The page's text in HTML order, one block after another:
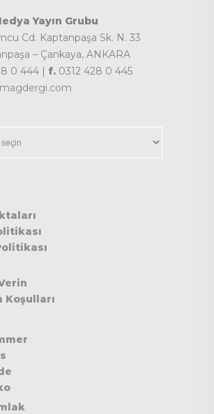
Yayın Grubu
Cd. Kaptanpaşa Sk. N. 33
– Çankaya, ANKARA
0 444 | f. 0312 428 0 445
Koşulları